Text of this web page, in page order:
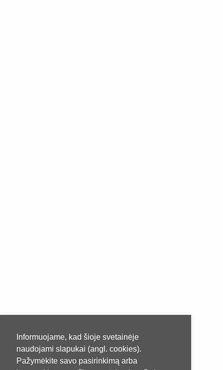
Informuojame, kad šioje svetainėje
naudojami slapukai (angl. cookies).
Pažymėkite savo pasirinkimą arba